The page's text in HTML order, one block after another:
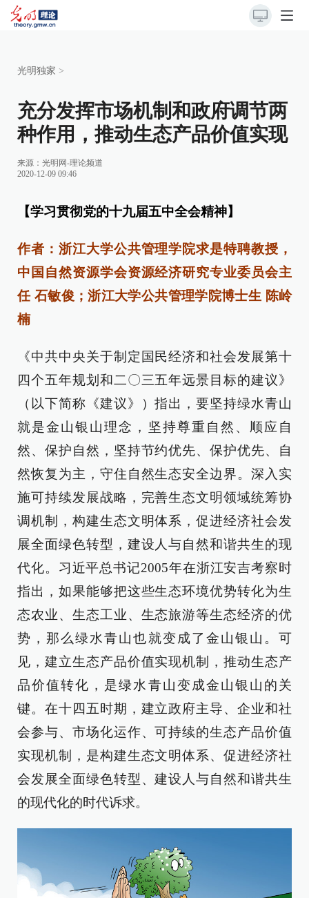
光明独家 >
充分发挥市场机制和政府调节两
种作用，推动生态产品价值实现
来源： 光明网-理论频道
2020-12-09 09:46
【学习贯彻党的十九届五中全会精神】
作者：浙江大学公共管理学院求是特聘教授，
中国自然资源学会资源经济研究专业委员会主
任 石敏俊；浙江大学公共管理学院博士生 陈岭
楠
《中共中央关于制定国民经济和社会发展第十
四个五年规划和二〇三五年远景目标的建议》
（以下简称《建议》）指出，要坚持绿水青山
就是金山银山理念，坚持尊重自然、顺应自
然、保护自然，坚持节约优先、保护优先、自
然恢复为主，守住自然生态安全边界。深入实
施可持续发展战略，完善生态文明领域统筹协
调机制，构建生态文明体系，促进经济社会发
展全面绿色转型，建设人与自然和谐共生的现
代化。习近平总书记2005年在浙江安吉考察时
指出，如果能够把这些生态环境优势转化为生
态农业、生态工业、生态旅游等生态经济的优
势，那么绿水青山也就变成了金山银山。可
见，建立生态产品价值实现机制，推动生态产
品价值转化，是绿水青山变成金山银山的关
键。在十四五时期，建立政府主导、企业和社
会参与、市场化运作、可持续的生态产品价值
实现机制，是构建生态文明体系、促进经济社
会发展全面绿色转型、建设人与自然和谐共生
的现代化的时代诉求。